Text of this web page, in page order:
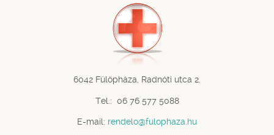
6042 Fülöpháza, Radnóti utca 2.
Tel.: 06 76 577 5088
E-mail: rendelo@fulophaza.hu